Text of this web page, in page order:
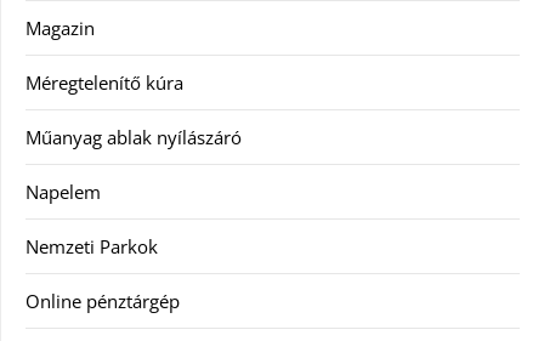
Magazin
Méregtelenítő kúra
Műanyag ablak nyílászáró
Napelem
Nemzeti Parkok
Online pénztárgép